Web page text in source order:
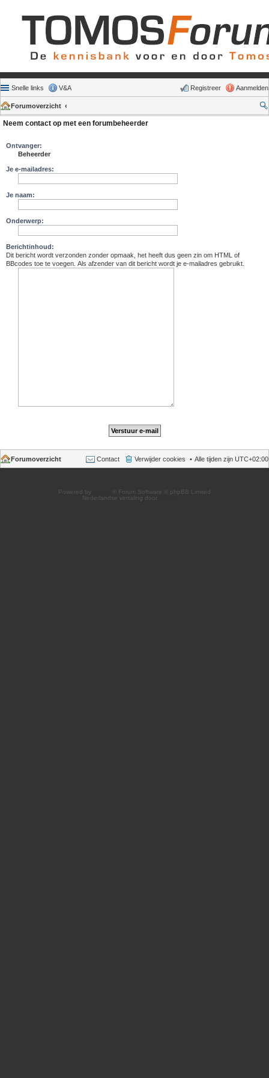
Snelle links V&A Aanmelden
Registreer
Forumoverzicht
Neem contact op met een forumbeheerder
Ontvanger:
Beheerder
Je e-mailadres:
Je naam:
Onderwerp:
Berichtinhoud:
Dit bericht wordt verzonden zonder opmaak, het heeft dus geen zin om HTML of
BBcodes toe te voegen. Als afzender van dit bericht wordt je e-mailadres gebruikt.
Forumoverzicht Alle tijden zijn UTC+02:00
Verwijder cookies
Contact
Powered by
® Forum Software © phpBB Limited
Nederlandse vertaling door